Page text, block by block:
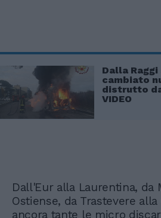
Dalla
cambiato
distrutto
VIDEO
Dall'Eur alla Laurentina, da
Ostiense, da Trastevere
ancora tante le micro